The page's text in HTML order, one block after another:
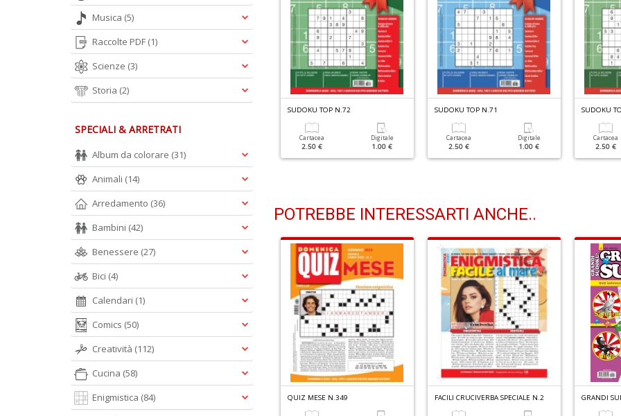
SUDOKU TOP N.72
Cartacea
2.50 €
Digitale
1.00 €
SUDOKU TOP N.71
Cartacea
2.50 €
Digitale
1.00 €
SUDOKU
Cartacea
2.50 €
POTREBBE INTERESSARTI ANCHE..
G
RANDI SUDOKU SPECIALE ESTATE N.1 CRUCIPUZZLE GIGANTI N.42 QUIZ MESE N.349 FACILI CRUCIVERBA SPECIALE N.2
Musica (5)
Raccolte PDF (1)
Scienze (3)
Storia (2)
SPECIALI & ARRETRATI
Album da colorare (31)
Animali (14)
Arredamento (36)
Bambini (42)
Benessere (27)
Bici (4)
Calendari (1)
Comics (50)
Creatività (112)
Cucina (58)
Enigmistica (84)